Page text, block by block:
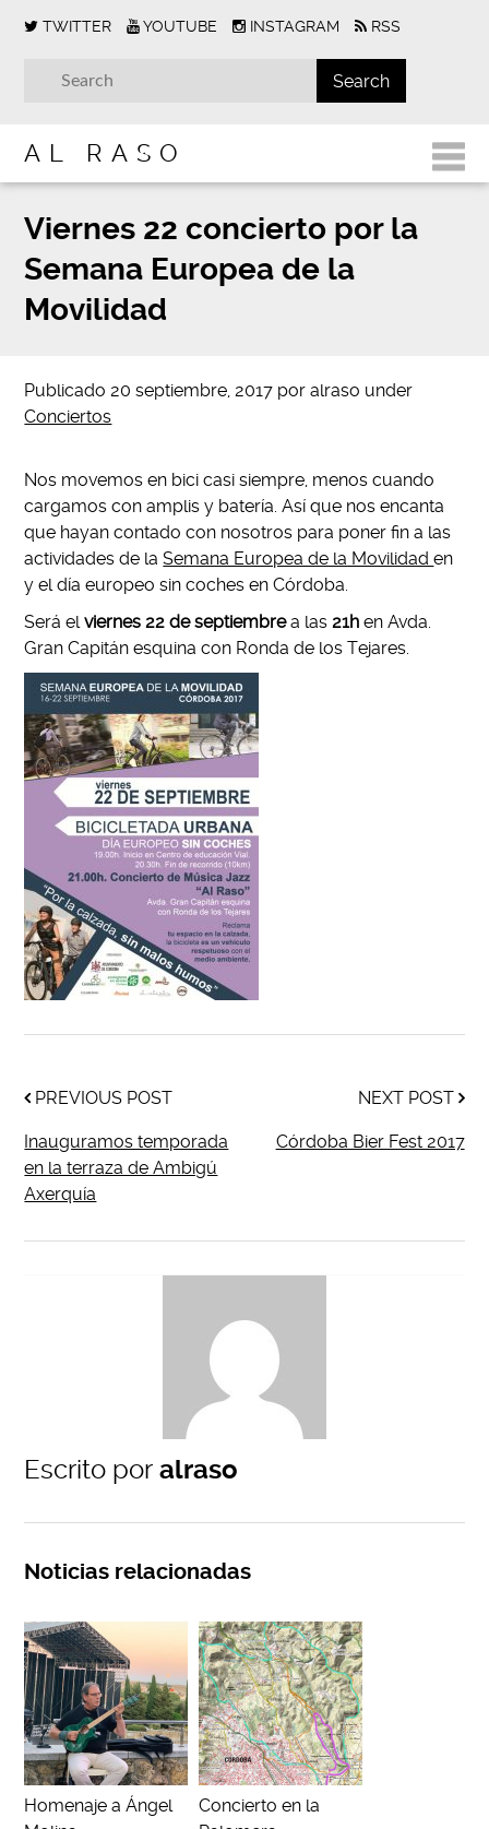
TWITTER YOUTUBE INSTAGRAM RSS
AL RASO
Viernes 22 concierto por la
Semana Europea de la
Movilidad
Publicado20 septiembre, 2017 poralraso under
Conciertos
Nos movemos en bici casi siempre, menos cuando
cargamos con amplis y batería. Así que nos encanta
que hayan contado con nosotros para poner fin a las
actividades de laSemana Europea de la Movilidaden
y el día europeo sin coches en Córdoba.
Será elviernes 22 de septiembrea las21h en Avda.
Gran Capitán esquina con Ronda de los Tejares.
PREVIOUS POST
Inauguramos temporada
en la terraza de Ambigú
Axerquía
NEXT POST
Córdoba Bier Fest 2017
Escrito por alraso
Noticias relacionadas
Homenaje a Ángel
Concierto en la